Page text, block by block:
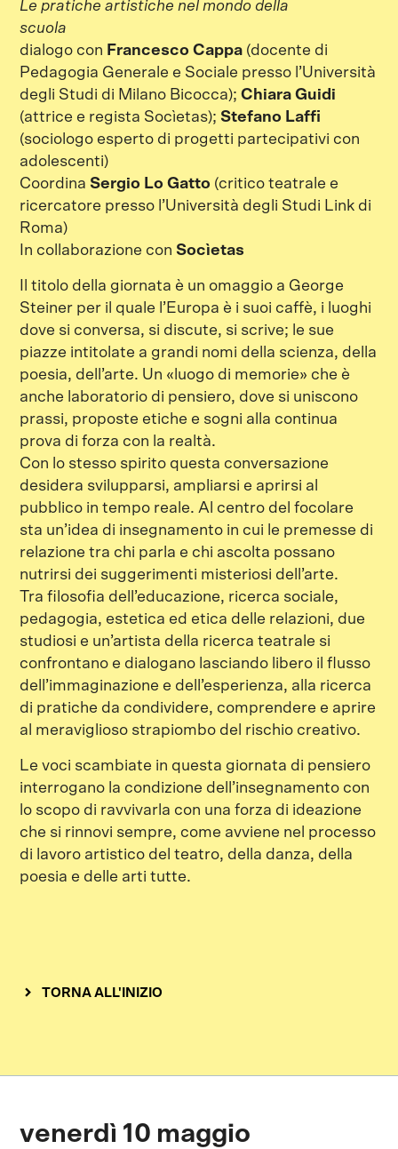
Le pratiche artistiche nel mondo della
scuola
dialogo con Francesco Cappa (docente di
Pedagogia Generale e Sociale presso l’Università
degli Studi di Milano Bicocca);Chiara Guidi
(attrice e regista Socìetas); Stefano Laffi
(sociologo esperto di progetti partecipativi con
adolescenti)
Coordina Sergio Lo Gatto (critico teatrale e
ricercatore presso l’Università degli Studi Link di
Roma)
In collaborazione con Socìetas
Il titolo della giornata è un omaggio a George
Steiner per il quale l’Europa è i suoi caffè, i luoghi
dove si conversa, si discute, si scrive; le sue
piazze intitolate a grandi nomi della scienza, della
poesia, dell’arte. Un «luogo di memorie» che è
anche laboratorio di pensiero, dove si uniscono
prassi, proposte etiche e sogni alla continua
prova di forza con la realtà.
Con lo stesso spirito questa conversazione
desidera svilupparsi, ampliarsi e aprirsi al
pubblico in tempo reale. Al centro del focolare
sta un’idea di insegnamento in cui le premesse di
relazione tra chi parla e chi ascolta possano
nutrirsi dei suggerimenti misteriosi dell’arte.
Tra filosofia dell’educazione, ricerca sociale,
pedagogia, estetica ed etica delle relazioni, due
studiosi e un’artista della ricerca teatrale si
confrontano e dialogano lasciando libero il flusso
dell’immaginazione e dell’esperienza, alla ricerca
di pratiche da condividere, comprendere e aprire
al meraviglioso strapiombo del rischio creativo.
Le voci scambiate in questa giornata di pensiero
interrogano la condizione dell’insegnamento con
lo scopo di ravvivarla con una forza di ideazione
che si rinnovi sempre, come avviene nel processo
di lavoro artistico del teatro, della danza, della
poesia e delle arti tutte.
TORNA ALL'INIZIO
venerdì 10 maggio